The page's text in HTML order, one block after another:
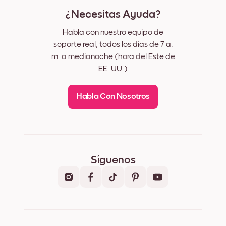
¿Necesitas Ayuda?
Habla con nuestro equipo de
soporte real, todos los días de 7 a.
m. a medianoche (hora del Este de
EE. UU.)
Habla Con Nosotros
Síguenos